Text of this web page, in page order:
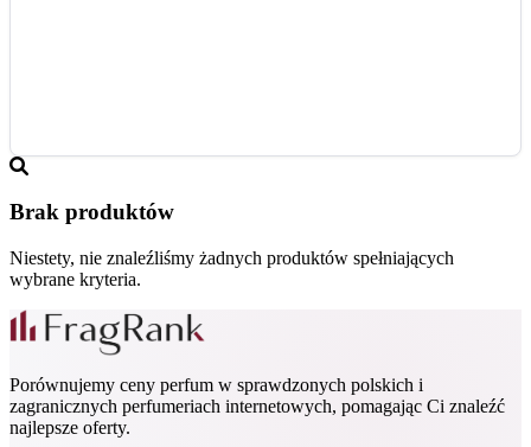
Brak produktów
Niestety, nie znaleźliśmy żadnych produktów spełniających
wybrane kryteria.
Porównujemy ceny perfum w sprawdzonych polskich i
zagranicznych perfumeriach internetowych, pomagając Ci znaleźć
najlepsze oferty.